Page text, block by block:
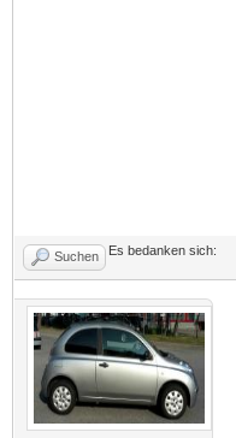
Suchen Es bedanken sich: